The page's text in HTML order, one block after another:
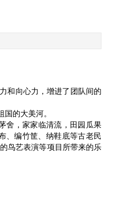
和向心力，增进了团队间的
的大美河。
舍，家家临清流，田园瓜果
、编竹筐、纳鞋底等古老民
鸟艺表演等项目所带来的乐